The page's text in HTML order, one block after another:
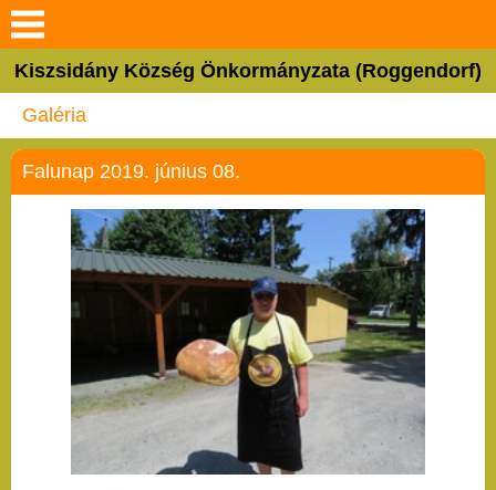
Keresés
Bemutatkozás
Hírek
Látnivalók
Hagyományok
Választási információk
Elérhetőségek
Kiszsidány Község Önkormányzata (Roggendorf)
Galéria
Falunap 2019. június 08.